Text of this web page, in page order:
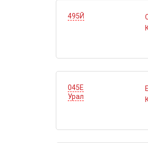
495Й
045Е
Урал